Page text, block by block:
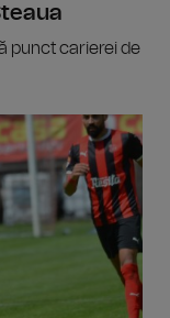
punct carierei de